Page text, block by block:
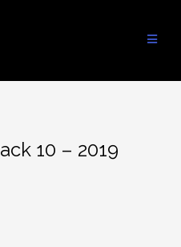
10 – 2019